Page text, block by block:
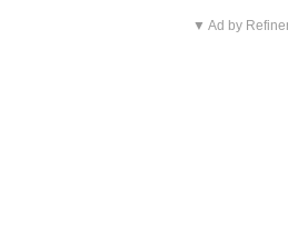
‘VTM NIEUWS’-
▼ Ad by